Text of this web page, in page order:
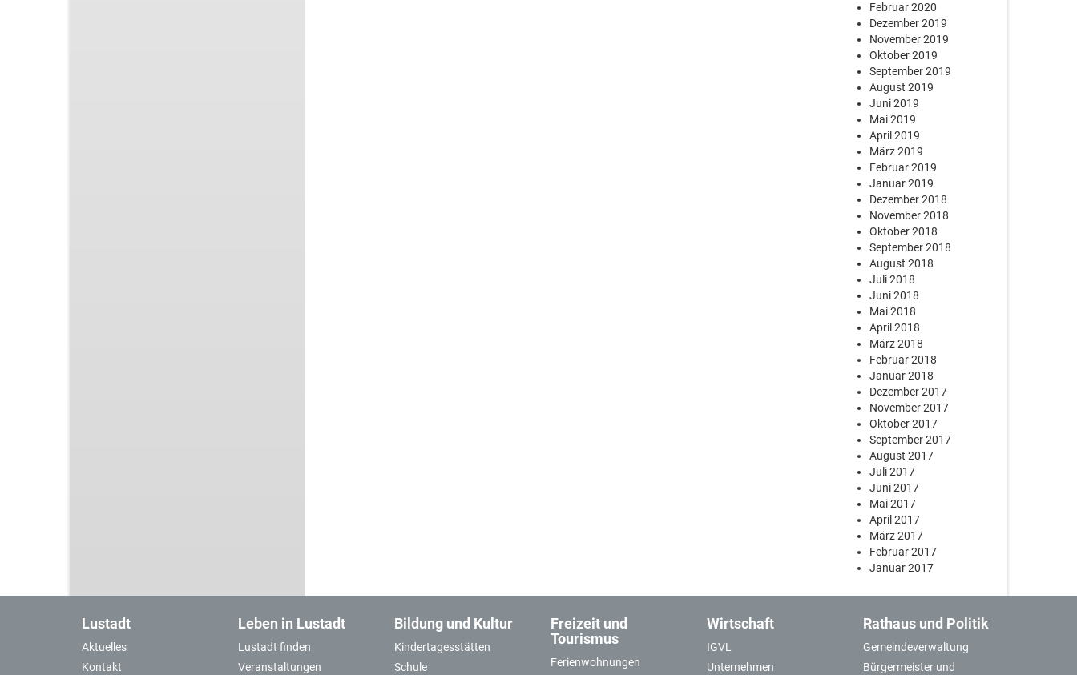
Februar 2020
Dezember 2019
November 2019
Oktober 2019
September 2019
August 2019
Juni 2019
Mai 2019
April 2019
März 2019
Februar 2019
Januar 2019
Dezember 2018
November 2018
Oktober 2018
September 2018
August 2018
Juli 2018
Juni 2018
Mai 2018
April 2018
März 2018
Februar 2018
Januar 2018
Dezember 2017
November 2017
Oktober 2017
September 2017
August 2017
Juli 2017
Juni 2017
Mai 2017
April 2017
März 2017
Februar 2017
Januar 2017
Lustadt
Aktuelles
Kontakt
Leben in Lustadt
Lustadt finden
Veranstaltungen
Bildung und Kultur
Kindertagesstätten
Schule
Freizeit und
Tourismus
Ferienwohnungen
Wirtschaft
IGVL
Unternehmen
Rathaus und Politik
Gemeindeverwaltung
Bürgermeister und